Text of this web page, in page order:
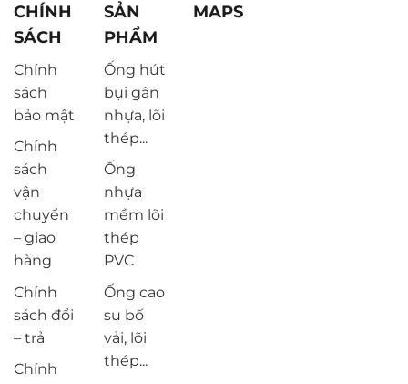
CHÍNH
SÁCH
Chính
sách
bảo mật
Chính
sách
vận
chuyển
– giao
hàng
Chính
sách đổi
– trả
Chính
SẢN
PHẨM
Ống hút
bụi gân
nhựa, lõi
thép...
Ống
nhựa
mềm lõi
thép
PVC
Ống cao
su bố
vải, lõi
thép...
MAPS